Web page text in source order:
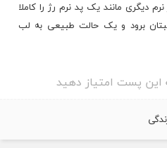
دیگری مانند یک پد نرم رژ را کاملا
برود و یک حالت طبیعی به لب
این پست امتیاز دهید